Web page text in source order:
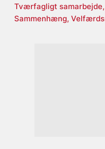
Tværfagligt samarbejde,
Sammenhæng,